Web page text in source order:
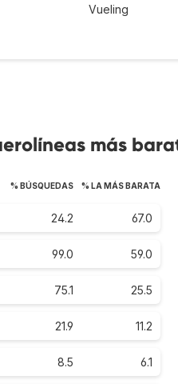
Vueling
más
% BÚSQUEDAS % LA MÁS BARATA
24.2 67.0
99.0 59.0
75.1 25.5
21.9 11.2
8.5 6.1